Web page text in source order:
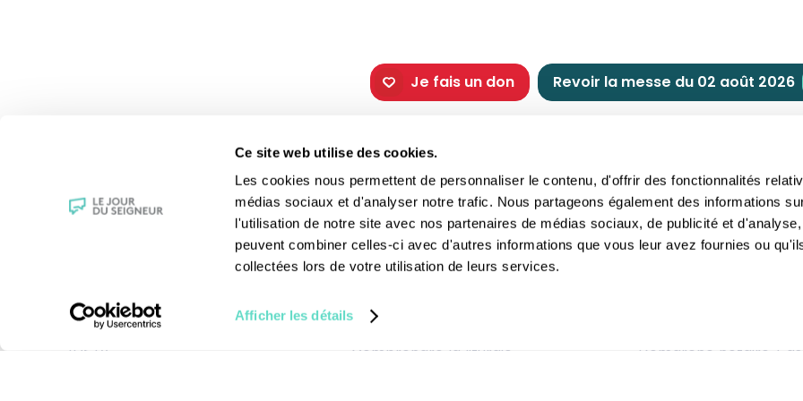
Ce site web utilise des cookies.
Les cookies nous permettent de personnaliser le contenu, d'offrir des fonctionnalités
médias sociaux et d'analyser notre trafic. Nous partageons également des informations
l'utilisation de notre site avec nos partenaires de médias sociaux, de publicité et
peuvent combiner celles-ci avec d'autres informations que vous leur avez fournies ou
collectées lors de votre utilisation de leurs services.
Afficher les détails
Je fais un don Revoir la messe du 02 août 2026
La messe
Magazine Le Jour du Seigneur
Générations Laudato Si’
Agenda Culturel
JDS.tv
Les fêtes chrétiennes
Les saints du jour
La Bible
Les sacrements
Le patrimoine religieux
Les recettes et traditions
Comprendre la liturgie
Comment nous
Faire un don
Réduction d’impôt
Philanthropie
Démarche notaire /